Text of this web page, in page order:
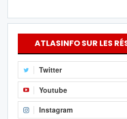
ATLASINFO SUR LES
Twitter
Youtube
Instagram